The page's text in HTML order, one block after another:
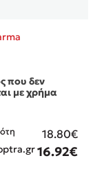
που δεν
με χρήμα
18.80€
16.92€